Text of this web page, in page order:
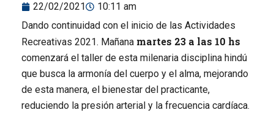
22/02/2021
10:11 am
Dando continuidad con el inicio de las Actividades
Recreativas 2021. Mañana martes 23 a las 10 hs
comenzará el taller de esta milenaria disciplina hindú
que busca la armonía del cuerpo y el alma, mejorando
de esta manera, el bienestar del practicante,
reduciendo la presión arterial y la frecuencia cardíaca.